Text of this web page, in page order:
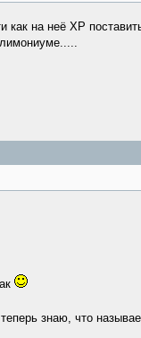
как на неё ХР
знаю, что